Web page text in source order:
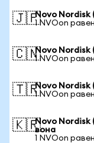
🇯🇵Novo Nordisk
1 NVOon
🇨🇳Novo Nordisk
1 NVOon
🇹🇷Novo Nordisk
1 NVOon
🇰🇷Novo Nordisk
вона
1 NVOon